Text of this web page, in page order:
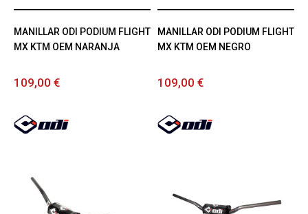
MANILLAR ODI PODIUM FLIGHT
MX KTM OEM NARANJA
109,00 €
MANILLAR ODI PODIUM FLIGHT
MX KTM OEM NEGRO
109,00 €